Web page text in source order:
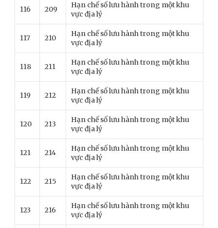
116 209
Hạn chế số lưu hành trong một khu
vực địa lý
117 210
Hạn chế số lưu hành trong một khu
vực địa lý
118 211
Hạn chế số lưu hành trong một khu
vực địa lý
119 212
Hạn chế số lưu hành trong một khu
vực địa lý
120 213
Hạn chế số lưu hành trong một khu
vực địa lý
121 214
Hạn chế số lưu hành trong một khu
vực địa lý
122 215
Hạn chế số lưu hành trong một khu
vực địa lý
123 216
Hạn chế số lưu hành trong một khu
vực địa lý